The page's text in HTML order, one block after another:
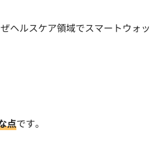
ヘルスケア領域でスマートウォッ
点です。